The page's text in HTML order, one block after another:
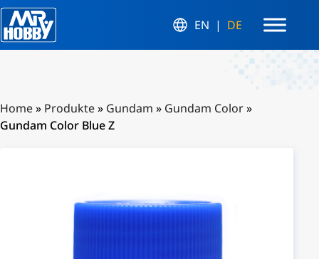
EN DE
Home» Produkte» Gundam » Gundam Color»
Gundam Color Blue Z